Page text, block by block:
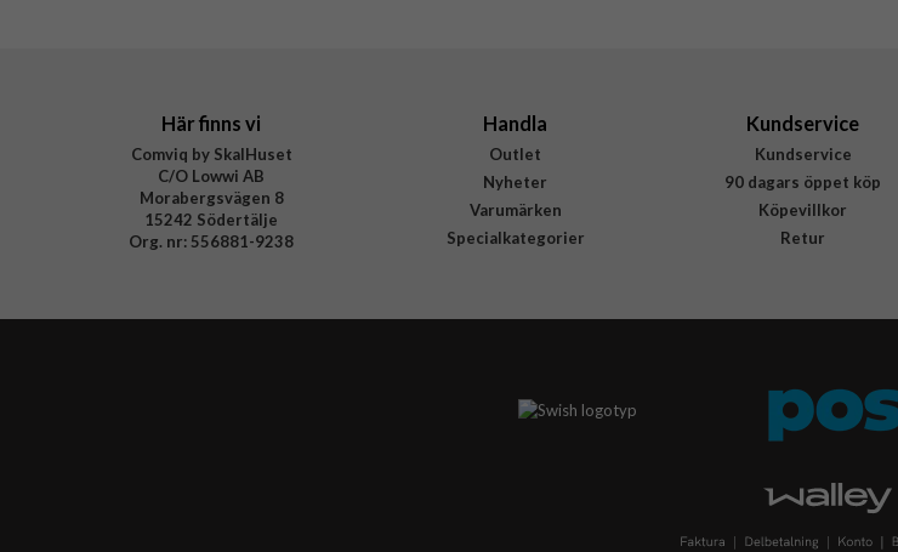
Här finns vi
Comviq by SkalHuset
C/O Lowwi AB
Morabergsvägen 8
15242 Södertälje
Org. nr: 556881-9238
Handla
Outlet
Nyheter
Varumärken
Specialkategorier
Kundservice
Kundservice
90 dagars öppet köp
Köpevillkor
Retur